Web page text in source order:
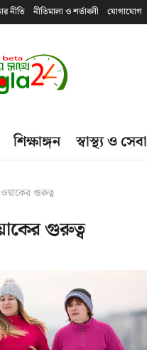
নীতি নীতিমালা ও শর্তাবলী যোগাযোগ
শিক্ষাঙ্গন স্বাস্থ্য ও সেবা
ওয়াকের গুরুত্ব
গুরুত্ব